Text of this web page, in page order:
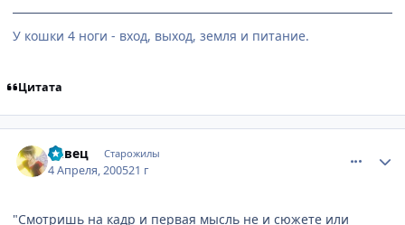
У кошки 4 ноги - вход, выход, земля и питание.
Цитата
Певец Старожилы
4 Апреля, 200521 г
"Смотришь на кадр и первая мысль не и сюжете или